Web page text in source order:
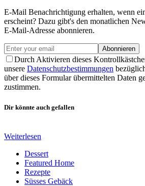
E-Mail Benachrichtigung erhalten, wenn
erscheint? Dazu gibt's den monatlichen
E-Mail-Adresse abonnieren.
Abonnieren
Durch Aktivieren dieses
unsere Datenschutzbestimmungen
über dieses Formular übermittelten Daten
zustimmen.
Dir könnte auch gefallen
Weiterlesen
Dessert
Featured Home
Rezepte
Süsses Gebäck